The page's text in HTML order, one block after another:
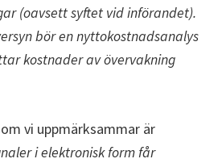
(oavsett syftet vid införandet).
bör en nyttokostnadsanalys
kostnader av övervakning
vi uppmärksammar är
i elektronisk form får